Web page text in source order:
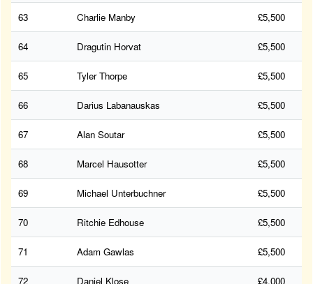
63 Charlie Manby £5,500
64 Dragutin Horvat £5,500
65 Tyler Thorpe £5,500
66 Darius Labanauskas £5,500
67 Alan Soutar £5,500
68 Marcel Hausotter £5,500
69 Michael Unterbuchner £5,500
70 Ritchie Edhouse £5,500
71 Adam Gawlas £5,500
72 Daniel Klose £4,000